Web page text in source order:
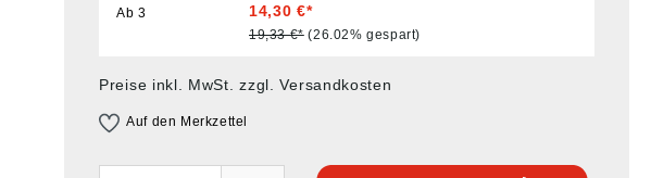
Ab 3 14,30 €*
19,33 €* (26.02% gespart)
Preise inkl. MwSt. zzgl. Versandkosten
Auf den Merkzettel